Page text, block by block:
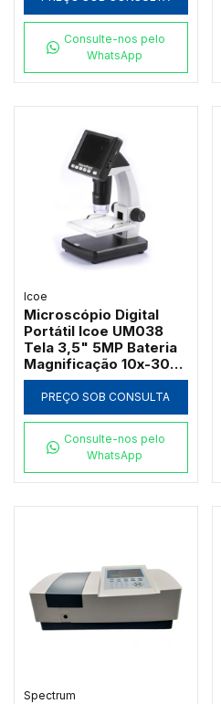
Consulte-nos pelo
WhatsApp
Icoe
Microscópio Digital
Portátil Icoe UM038
Tela 3,5" 5MP Bateria
Magnificação 10x-300x
e Iluminação LED
PREÇO SOB CONSULTA
Consulte-nos pelo
WhatsApp
Spectrum